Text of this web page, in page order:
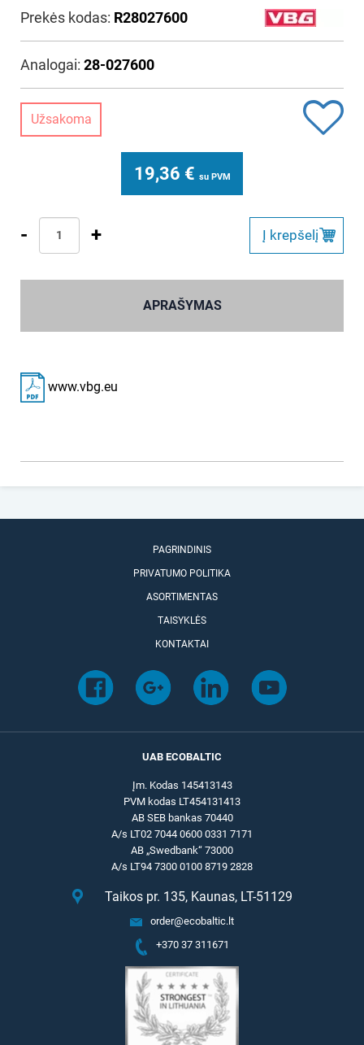
Prekės kodas: R28027600
Analogai: 28-027600
Užsakoma
19,36 € su PVM
- + Į krepšelį
APRAŠYMAS
www.vbg.eu
PAGRINDINIS
PRIVATUMO POLITIKA
ASORTIMENTAS
TAISYKLĖS
KONTAKTAI
UAB ECOBALTIC
Įm. Kodas 145413143
PVM kodas LT454131413
AB SEB bankas 70440
A/s LT02 7044 0600 0331 7171
AB „Swedbank“ 73000
A/s LT94 7300 0100 8719 2828
Taikos pr. 135, Kaunas, LT-51129
order@ecobaltic.lt
+370 37 311671